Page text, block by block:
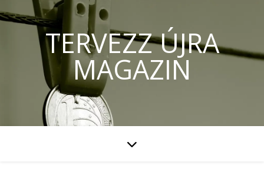
TERVEZZ ÚJRA
MAGAZIN